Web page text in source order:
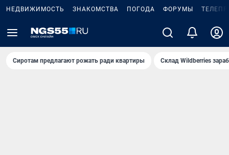
НЕДВИЖИМОСТЬ ЗНАКОМСТВА ПОГОДА ФОРУМЫ
Сиротам предлагают рожать ради квартиры Склад Wildberries